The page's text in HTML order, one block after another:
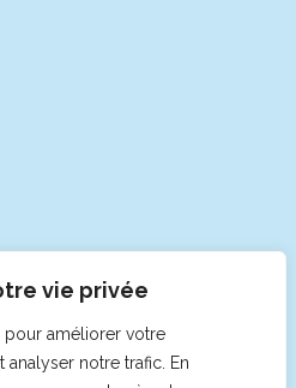
vie privée
pour améliorer votre
notre trafic. En
du Climat et de la
est un projet porté par